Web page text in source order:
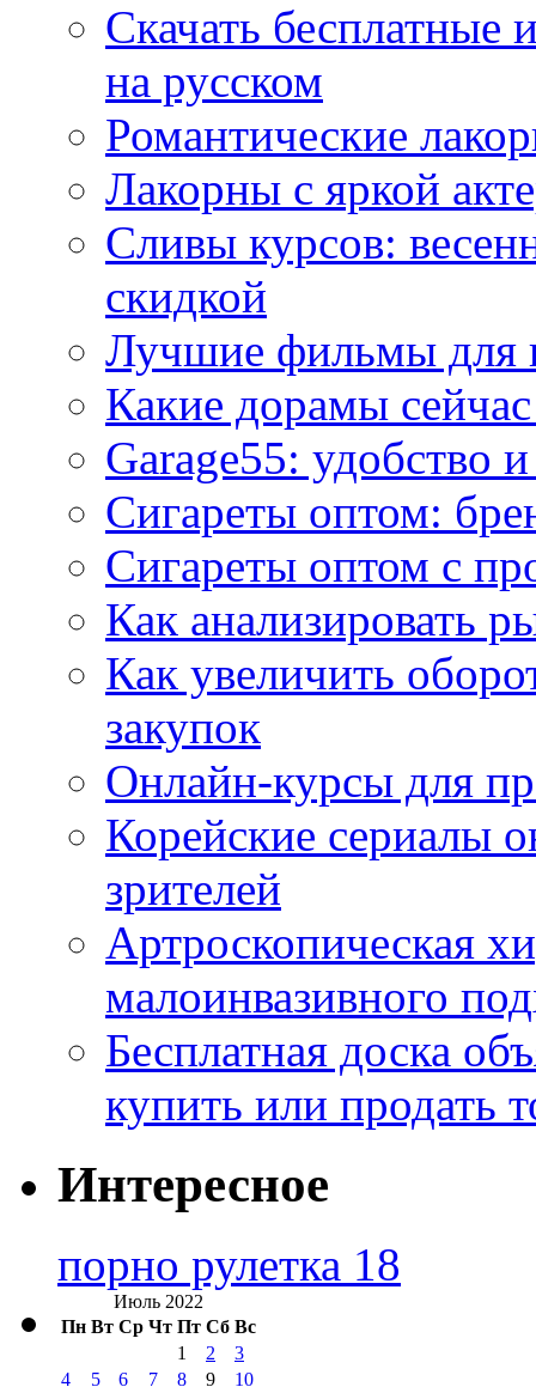
Скачать
на русском
Романтические
Лакорны с яркой
Сливы курсов:
скидкой
Лучшие фильмы для
Какие дорамы
Garage55: удобство
Сигареты оптом:
Сигареты оптом с
Как анализировать
Как увеличить
закупок
Онлайн-курсы для
Корейские сериалы
зрителей
Артроскопическая
малоинвазивного
Бесплатная доска
купить или продать
Интересное
порно рулетка 18
Июль 2022
Пн Вт Ср Чт Пт Сб Вс
1
2
3
4
5 6 7 8 9 10